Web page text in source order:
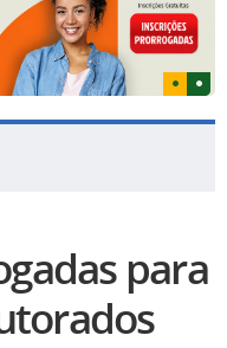
para